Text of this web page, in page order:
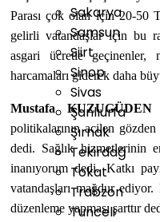
Sakarya
Samsun
Siirt
Sinop
Sivas
Şanlıurfa
Şırnak
Tekirdağ
Tokat
Trabzon
Tunceli
Parası çok olan için 20-50
gelirli vatandaşlar için bu
asgari ücretle geçinenler,
harcamaları giderek daha
Mustafa KUZUGÜDEN
politikalarının acilen
dedi. Sağlık hizmetlerinin
inanıyorum dedi. Katkı
vatandaşları mağdur
düzenleme yapması şarttır